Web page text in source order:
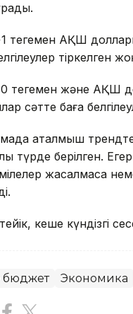
теңгемен АҚШ
тіркелген
теңгемен және
сәтте баға
аталмыш
түрде берілген. Егер
жасалмаса
кеше күндізгі
бюджет Экономика